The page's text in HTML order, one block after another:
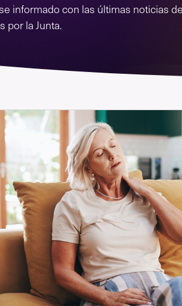
informado con las últimas noticias
por la Junta.